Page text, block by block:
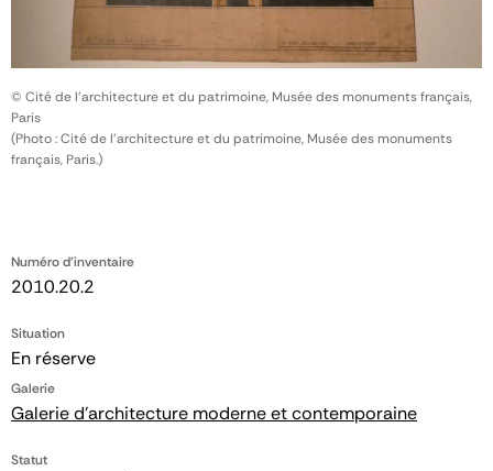
Numéro d'inventaire
2010.20.2
Situation
En réserve
Galerie
Galerie d'architecture moderne et contemporaine
Statut
© Cité de l'architecture et du patrimoine, Musée des monuments français,
Paris
(Photo : Cité de l'architecture et du patrimoine, Musée des monuments
français, Paris.)